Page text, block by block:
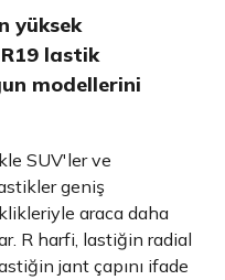
yüksek
lastik
modellerini
SUV'ler ve
geniş
araca daha
R harfi, lastiğin radial
jant çapını ifade